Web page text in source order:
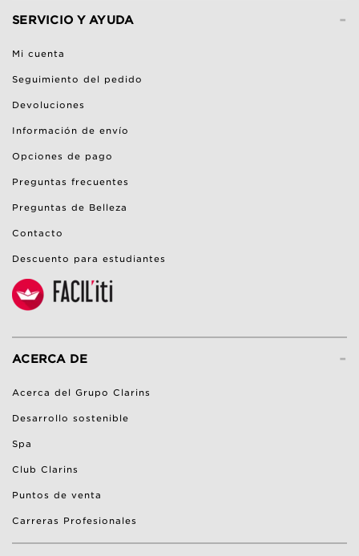
-
SERVICIO Y AYUDA
Mi cuenta
Seguimiento del pedido
Devoluciones
Información de envío
Opciones de pago
Preguntas frecuentes
Preguntas de Belleza
Contacto
Descuento para estudiantes
-
ACERCA DE
Acerca del Grupo Clarins
Desarrollo sostenible
Spa
Club Clarins
Puntos de venta
Carreras Profesionales